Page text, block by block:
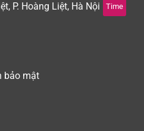
P. Hoàng Liệt, Hà Nội Time
bảo mật